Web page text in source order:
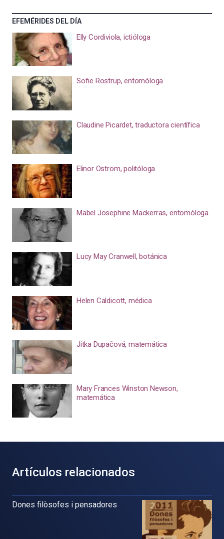
EFEMÉRIDES DEL DÍA
Elly Cordiviola, ictióloga
Sofie Rostrup, entomóloga
Claudine Picardet, traductora científica
Elinor Ostrom, politóloga
Mabel Josephine Mackerras, entomóloga
Lucy May Cranwell, botánica
Helen Caldicott, médica
Jitka Dupačová, matemática
Mary Frances Winston Newson,
matemática
Artículos relacionados
Dones filòsofes i pensadores